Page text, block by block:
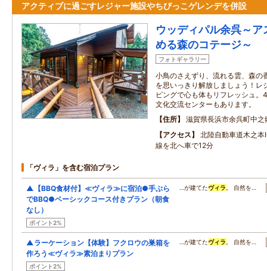
アクティブに過ごすレジャー施設やちびっこゲレンデを併設
ウッディパル余呉～
める森のコテージ～
フォトギャラリー
小鳥のさえずり、流れる雲、森の
を思いっきり解放しましょう！レ
ピングで心も体もリフレッシュ
文化交流センターもあります。
住所
滋賀県長浜市余呉町中之
アクセス
北陸自動車道木之
線を北へ車で12分
「ヴィラ」を含む宿泊プラン
▲【BBQ食材付】≪ヴィラ≫に宿泊●手ぶら
でBBQ●ベーシックコース付きプラン（朝食
なし）
ポイント2%
…が建てたヴィラ 。 自然を…
▲ラーケーション【体験】フクロウの巣箱を
作ろう≪ヴィラ≫素泊まりプラン
ポイント2%
…が建てたヴィラ 。 自然を…